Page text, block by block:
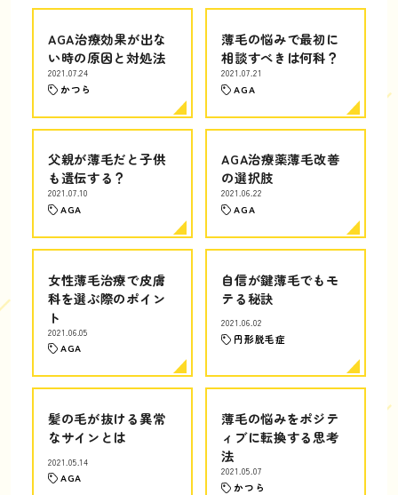
AGA治療効果が出な
い時の原因と対処法
2021.07.24
かつら
薄毛の悩みで最初に
相談すべきは何科？
2021.07.21
AGA
父親が薄毛だと子供
も遺伝する？
2021.07.10
AGA
AGA治療薬薄毛改善
の選択肢
2021.06.22
AGA
女性薄毛治療で皮膚
科を選ぶ際のポイン
ト
2021.06.05
AGA
自信が鍵薄毛でもモ
テる秘訣
2021.06.02
円形脱毛症
髪の毛が抜ける異常
なサインとは
2021.05.14
AGA
薄毛の悩みをポジテ
ィブに転換する思考
法
2021.05.07
かつら